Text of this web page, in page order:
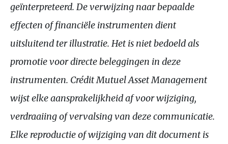
geïnterpreteerd. De verwijzing naar bepaalde
effecten of financiële instrumenten dient
uitsluitend ter illustratie. Het is niet bedoeld als
promotie voor directe beleggingen in deze
instrumenten. Crédit Mutuel Asset Management
wijst elke aansprakelijkheid af voor wijziging,
verdraaiing of vervalsing van deze communicatie.
Elke reproductie of wijziging van dit document is